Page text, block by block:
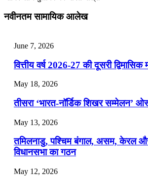
July 25, 2026
📝 डेली करेंट अफेयर्स: 22-24 जुलाई
July 22, 2026
📝 डेली करेंट अफेयर्स: 19-21 जुलाई
July 19, 2026
📝 डेली करेंट अफेयर्स: 16-18 जुलाई
नवीनतम सामायिक आलेख
June 7, 2026
वित्तीय वर्ष 2026-27 की दूसरी द्विमासिक
May 18, 2026
तीसरा ‘भारत-नॉर्डिक शिखर सम्मेलन’
May 13, 2026
तमिलनाडु, पश्चिम बंगाल, असम, केरल
विधानसभा का गठन
May 12, 2026